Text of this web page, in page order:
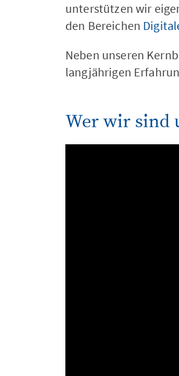
unterstützen wir
den Bereichen
Neben unseren
langjährigen
Wer wir sind